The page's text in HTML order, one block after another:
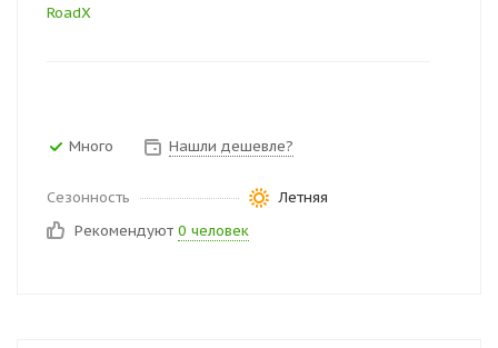
RoadX
Много Нашли дешевле?
Сезонность
Летняя
Рекомендуют 0 человек